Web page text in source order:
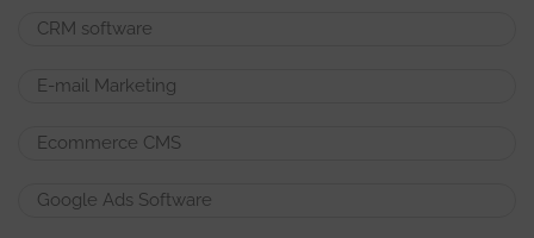
CRM software
E-mail Marketing
Ecommerce CMS
Google Ads Software